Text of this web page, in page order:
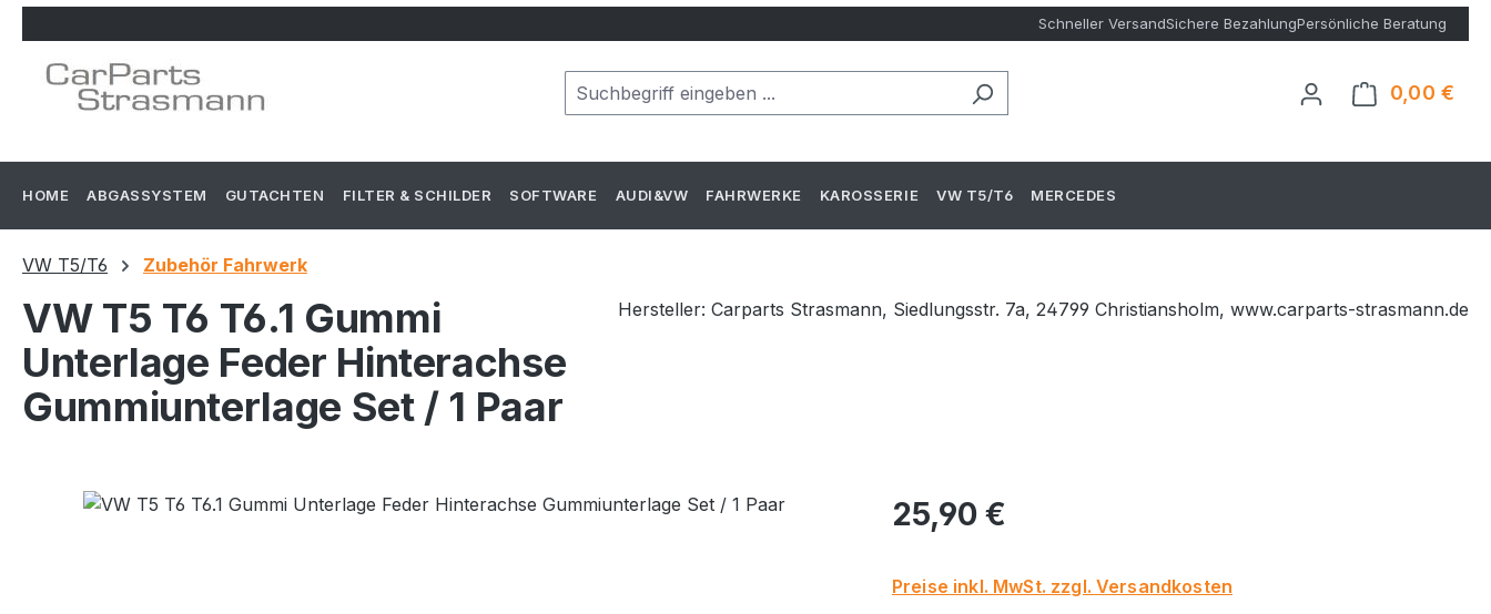
Schneller VersandSichere BezahlungPersönliche Beratung
0,00 €
HOME ABGASSYSTEM GUTACHTEN FILTER & SCHILDER SOFTWARE AUDI&VW FAHRWERKE KAROSSERIE VW T5/T6 MERCEDES
VW T5/T6 Zubehör Fahrwerk
VW T5 T6 T6.1 Gummi
Unterlage Feder Hinterachse
Gummiunterlage Set / 1 Paar
Hersteller: Carparts Strasmann, Siedlungsstr. 7a, 24799 Christiansholm, www.carparts-strasmann.de
Bildergalerie überspringen Regulärer Preis:
25,90 €
Preise inkl. MwSt. zzgl. Versandkosten